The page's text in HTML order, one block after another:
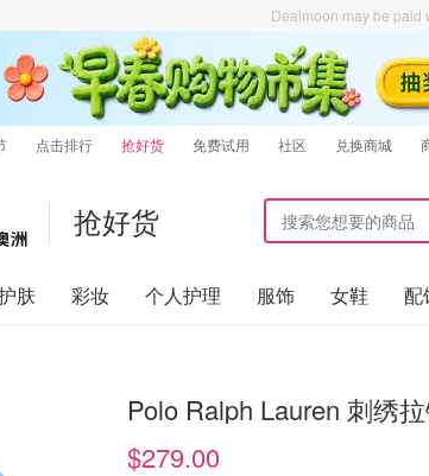
Dealmoon may be paid
点击排行 抢好货 免费试用 社区 兑换商城
抢好货
肤 彩妆 个人护理 服饰 女鞋 配
Polo Ralph Lauren 刺绣
$279.00